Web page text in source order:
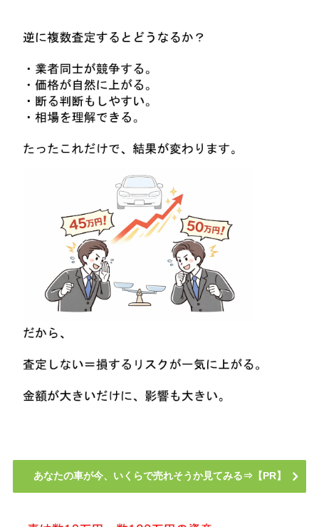
あなたの車が今、いくらで売れそうか見てみる⇒【PR】